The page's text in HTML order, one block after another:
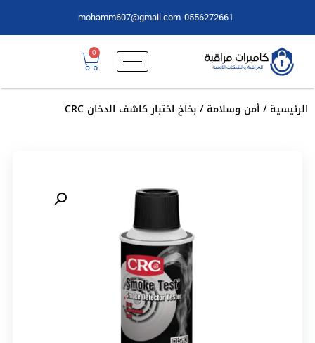
0556272661
mohamm607@gmail.com
0
الرئيسية/أمن وسلامة/ بخاخ اختبار كاشف الدخان CRC